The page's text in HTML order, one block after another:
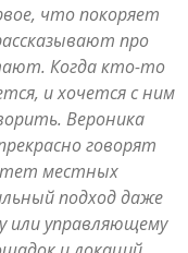
что покоряет
про
Когда кто-то
и хочется с ним
Вероника
говорят
местных
подход даже
или управляющему